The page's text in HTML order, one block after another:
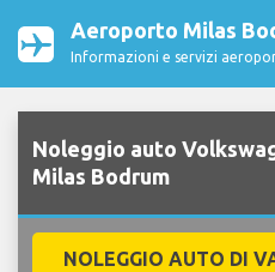
Aeroporto Milas
Informazioni e servizi
Noleggio auto
Milas Bodrum
NOLEGGIO AUTO DI